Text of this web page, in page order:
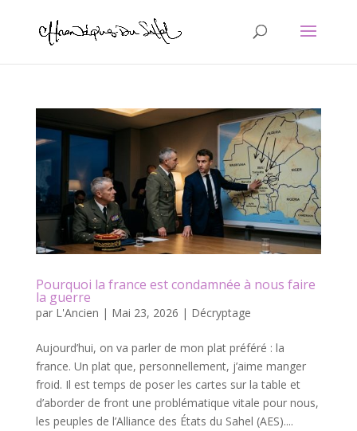
Pourquoi la france est condamnée à nous faire
la guerre
par L'Ancien | Mai 23, 2026 | Décryptage
Aujourd’hui, on va parler de mon plat préféré : la
france. Un plat que, personnellement, j’aime manger
froid. Il est temps de poser les cartes sur la table et
d’aborder de front une problématique vitale pour nous,
les peuples de l’Alliance des États du Sahel (AES)....